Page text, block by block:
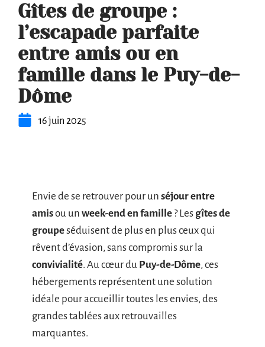
Gîtes de groupe :
l’escapade parfaite
entre amis ou en
famille dans le Puy-de-
Dôme
16 juin 2025
Envie de se retrouver pour un séjour entre
amisou un week-end en famille ? Les gîtes de
groupeséduisent de plus en plus ceux qui
rêvent d’évasion, sans compromis sur la
convivialité. Au cœur du Puy-de-Dôme, ces
hébergements représentent une solution
idéale pour accueillir toutes les envies, des
grandes tablées aux retrouvailles
marquantes.